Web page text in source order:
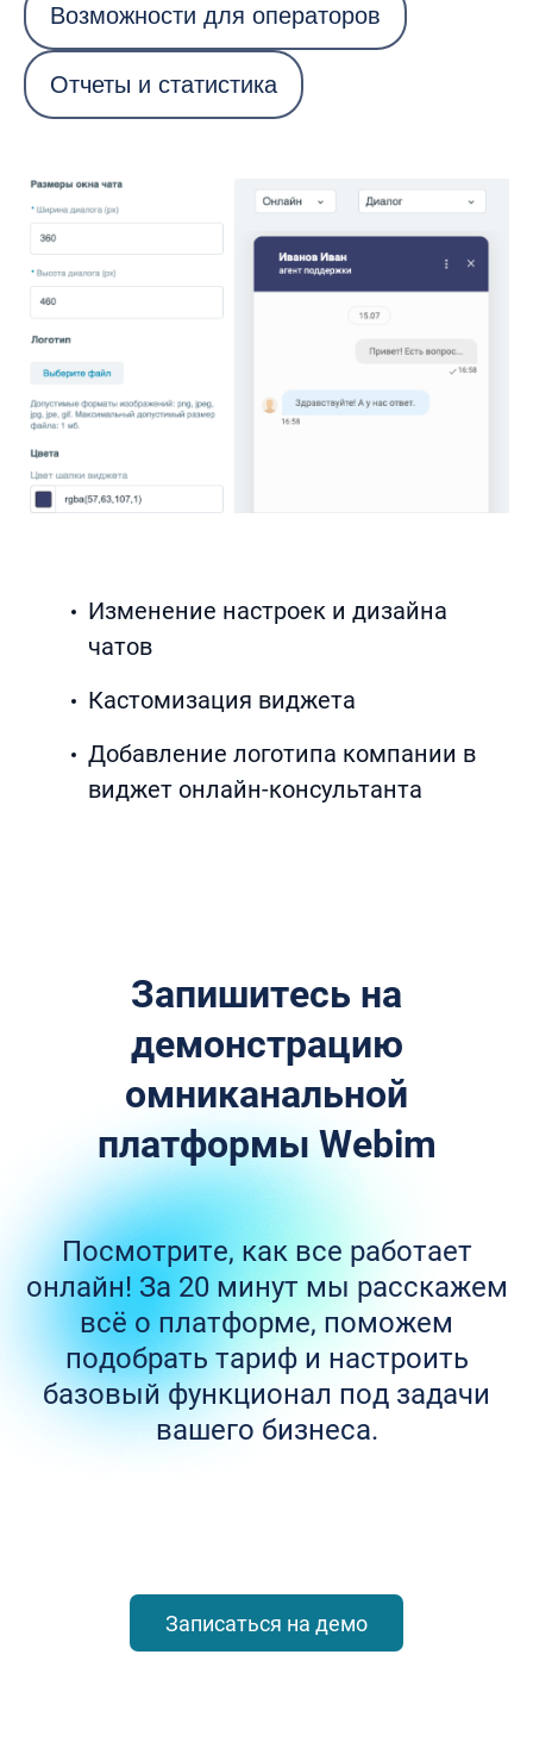
Возможности для операторов
Отчеты и статистика
Изменение настроек и дизайна
чатов
Кастомизация виджета
Добавление логотипа компании в
виджет онлайн-консультанта
Запишитесь на
демонстрацию
омниканальной
платформы Webim
Посмотрите, как все работает
онлайн! За 20 минут мы расскажем
всё о платформе, поможем
подобрать тариф и настроить
базовый функционал под задачи
вашего бизнеса.
Записаться на демо